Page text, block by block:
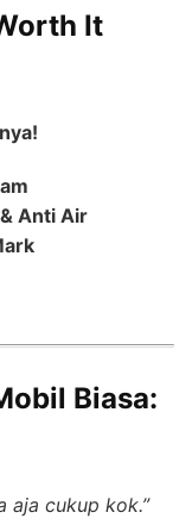
It
Anti Air
Biasa:
aja cukup kok.”